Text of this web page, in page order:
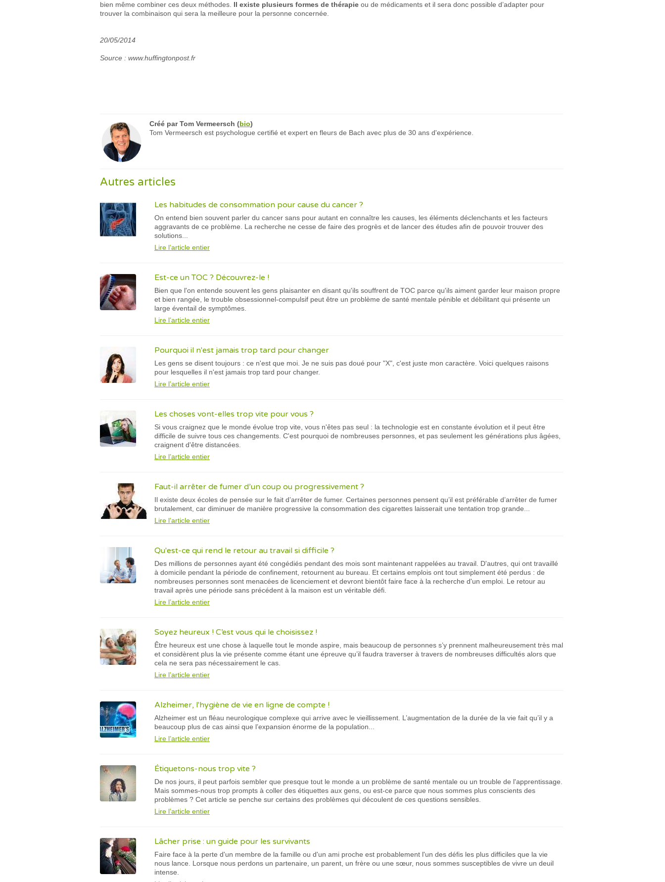
bien même combiner ces deux méthodes. Il existe plusieurs formes de thérapie ou de médicaments et il sera donc possible d’adapter pour
trouver la combinaison qui sera la meilleure pour la personne concernée.
20/05/2014
Source : www.huffingtonpost.fr
Créé parTom Vermeersch (bio)
Tom Vermeersch est psychologue certifié et expert en fleurs de Bach avec plus de 30 ans d'expérience.
Autres articles
Les habitudes de consommation pour cause du cancer ?
On entend bien souvent parler du cancer sans pour autant en connaître les causes, les éléments déclenchants et les facteurs
aggravants de ce problème. La recherche ne cesse de faire des progrès et de lancer des études afin de pouvoir trouver des
solutions...
Lire l’article entier
Est-ce un TOC ? Découvrez-le !
Bien que l'on entende souvent les gens plaisanter en disant qu'ils souffrent de TOC parce qu'ils aiment garder leur maison propre
et bien rangée, le trouble obsessionnel-compulsif peut être un problème de santé mentale pénible et débilitant qui présente un
large éventail de symptômes.
Lire l’article entier
Pourquoi il n'est jamais trop tard pour changer
Les gens se disent toujours : ce n'est que moi. Je ne suis pas doué pour "X", c'est juste mon caractère. Voici quelques raisons
pour lesquelles il n'est jamais trop tard pour changer.
Lire l’article entier
Les choses vont-elles trop vite pour vous ?
Si vous craignez que le monde évolue trop vite, vous n'êtes pas seul : la technologie est en constante évolution et il peut être
difficile de suivre tous ces changements. C'est pourquoi de nombreuses personnes, et pas seulement les générations plus âgées,
craignent d'être distancées.
Lire l’article entier
Faut-il arrêter de fumer d’un coup ou progressivement ?
Il existe deux écoles de pensée sur le fait d’arrêter de fumer. Certaines personnes pensent qu’il est préférable d’arrêter de fumer
brutalement, car diminuer de manière progressive la consommation des cigarettes laisserait une tentation trop grande...
Lire l’article entier
Qu'est-ce qui rend le retour au travail si difficile ?
Des millions de personnes ayant été congédiés pendant des mois sont maintenant rappelées au travail. D'autres, qui ont travaillé
à domicile pendant la période de confinement, retournent au bureau. Et certains emplois ont tout simplement été perdus : de
nombreuses personnes sont menacées de licenciement et devront bientôt faire face à la recherche d'un emploi. Le retour au
travail après une période sans précédent à la maison est un véritable défi.
Lire l’article entier
Soyez heureux ! C’est vous qui le choisissez !
Être heureux est une chose à laquelle tout le monde aspire, mais beaucoup de personnes s’y prennent malheureusement très mal
et considèrent plus la vie présente comme étant une épreuve qu’il faudra traverser à travers de nombreuses difficultés alors que
cela ne sera pas nécessairement le cas.
Lire l’article entier
Alzheimer, l'hygiène de vie en ligne de compte !
Alzheimer est un fléau neurologique complexe qui arrive avec le vieillissement. L’augmentation de la durée de la vie fait qu’il y a
beaucoup plus de cas ainsi que l’expansion énorme de la population...
Lire l’article entier
Étiquetons-nous trop vite ?
De nos jours, il peut parfois sembler que presque tout le monde a un problème de santé mentale ou un trouble de l'apprentissage.
Mais sommes-nous trop prompts à coller des étiquettes aux gens, ou est-ce parce que nous sommes plus conscients des
problèmes ? Cet article se penche sur certains des problèmes qui découlent de ces questions sensibles.
Lire l’article entier
Lâcher prise : un guide pour les survivants
Faire face à la perte d'un membre de la famille ou d'un ami proche est probablement l'un des défis les plus difficiles que la vie
nous lance. Lorsque nous perdons un partenaire, un parent, un frère ou une sœur, nous sommes susceptibles de vivre un deuil
intense.